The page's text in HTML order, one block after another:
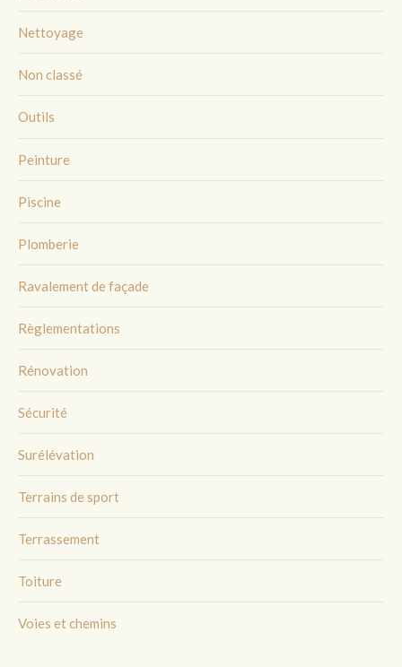
Nettoyage
Non classé
Outils
Peinture
Piscine
Plomberie
Ravalement de façade
Règlementations
Rénovation
Sécurité
Surélévation
Terrains de sport
Terrassement
Toiture
Voies et chemins